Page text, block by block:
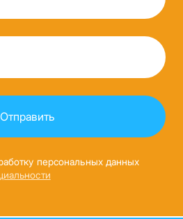
персональных данных